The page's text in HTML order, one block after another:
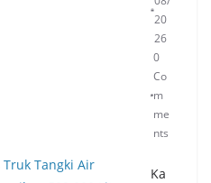
RI
05/
08/
20
26
0
Co
me
20
26
0
Co
m
me
nts
Ka